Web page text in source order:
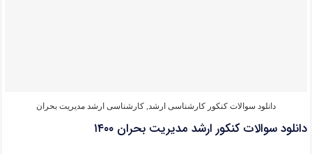
دانلود سوالات کنکور کارشناسی ارشد, کارشناسی ارشد مدیریت بحران
دانلود سوالات کنکور ارشد مدیریت بحران ۱۴۰۰